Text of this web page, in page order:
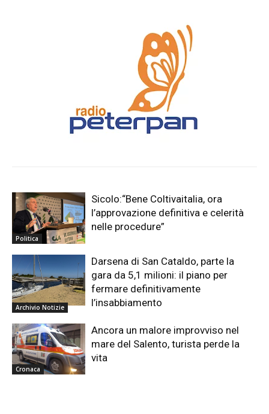
Politica
Sicolo:“Bene Coltivaitalia, ora
l’approvazione definitiva e celerità
nelle procedure”
Archivio Notizie
Darsena di San Cataldo, parte la
gara da 5,1 milioni: il piano per
fermare definitivamente
l’insabbiamento
Cronaca
Ancora un malore improvviso nel
mare del Salento, turista perde la
vita